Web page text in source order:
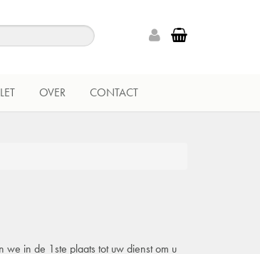
OVER CONTACT
in de 1ste plaats tot uw dienst om u